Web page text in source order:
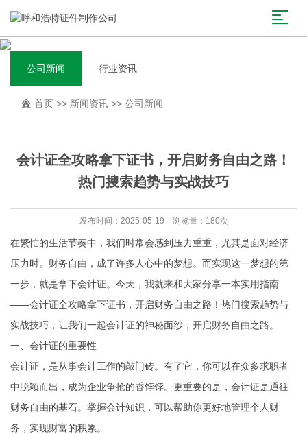
公司新闻 行业资讯
首页 >> 新闻资讯 >> 公司新闻
会计证全攻略拿下证书，开启财务自由之路！
热门搜索趋势与实战技巧
发布时间：2025-05-19 浏览量：180次
在繁忙的生活节奏中，我们时常会感到压力重重，尤其是面对经济
压力时。财务自由，成了许多人心中的梦想。而实现这一梦想的第
一步，就是拿下会计证。今天，我就来和大家分享一本实用指南
——会计证全攻略拿下证书，开启财务自由之路！热门搜索趋势与
实战技巧，让我们一起会计证的神秘面纱，开启财务自由之路。
一、会计证的重要性
会计证，是从事会计工作的敲门砖。有了它，你可以在众多求职者
中脱颖而出，成为企业争抢的香饽饽。更重要的是，会计证是通往
财务自由的基石。掌握会计知识，可以帮助你更好地管理个人财
务，实现财富的积累。